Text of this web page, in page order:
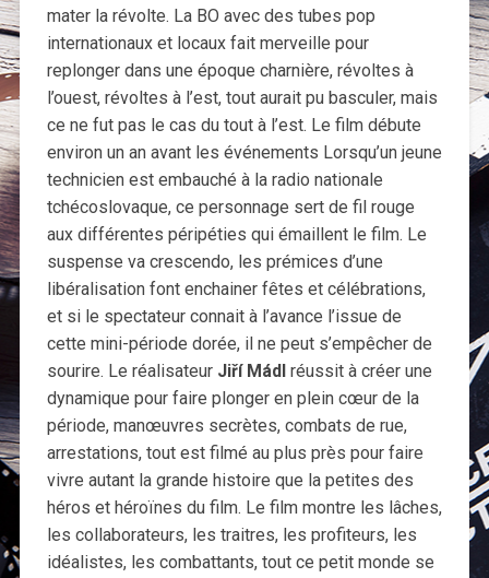
mater la révolte. La BO avec des tubes pop
internationaux et locaux fait merveille pour
replonger dans une époque charnière, révoltes à
l’ouest, révoltes à l’est, tout aurait pu basculer, mais
ce ne fut pas le cas du tout à l’est. Le film débute
environ un an avant les événements Lorsqu’un jeune
technicien est embauché à la radio nationale
tchécoslovaque, ce personnage sert de fil rouge
aux différentes péripéties qui émaillent le film. Le
suspense va crescendo, les prémices d’une
libéralisation font enchainer fêtes et célébrations,
et si le spectateur connait à l’avance l’issue de
cette mini-période dorée, il ne peut s’empêcher de
sourire. Le réalisateur Jiří Mádlréussit à créer une
dynamique pour faire plonger en plein cœur de la
période, manœuvres secrètes, combats de rue,
arrestations, tout est filmé au plus près pour faire
vivre autant la grande histoire que la petites des
héros et héroïnes du film. Le film montre les lâches,
les collaborateurs, les traitres, les profiteurs, les
idéalistes, les combattants, tout ce petit monde se